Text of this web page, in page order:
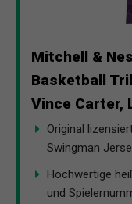
Mitchell &
Basketball
Vince Carter,
Original
Swingman
Hochwertige
und